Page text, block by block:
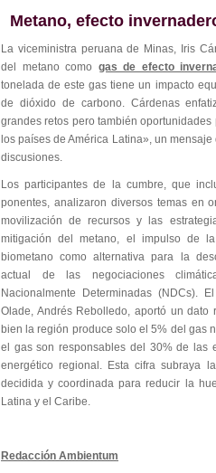
Metano, efecto
La viceministra peruana de Minas, Iris
del metano como gas de efecto
tonelada de este gas tiene un impacto
de dióxido de carbono. Cárdenas
grandes retos pero también
los países de América Latina», un
discusiones.
Los participantes de la cumbre, que
ponentes, analizaron diversos temas en
movilización de recursos y las
mitigación del metano, el impulso de
biometano como alternativa para la
actual de las negociaciones
Nacionalmente Determinadas (NDCs).
Olade, Andrés Rebolledo, aportó un
bien la región produce solo el 5% del gas
el gas son responsables del 30% de las
energético regional. Esta cifra subraya
decidida y coordinada para reducir la
Latina y el Caribe.
Redacción Ambientum